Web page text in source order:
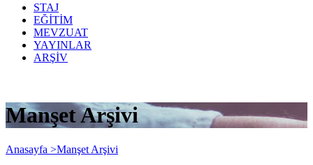
STAJ
EĞİTİM
MEVZUAT
YAYINLAR
ARŞİV
Manşet Arşivi
Anasayfa >Manşet Arşivi